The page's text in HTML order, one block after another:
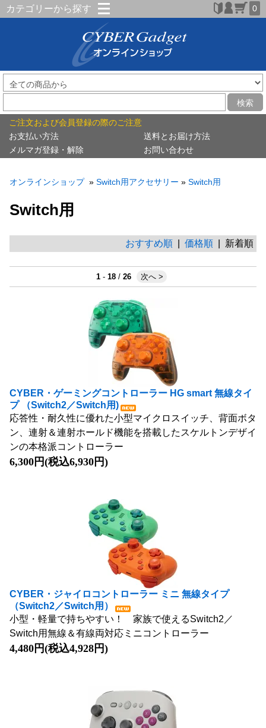
カテゴリーから探す 0
検索
ご注文および会員登録の際のご注意
お支払い方法
送料とお届け方法
メルマガ登録・解除
お問い合わせ
オンラインショップ» Switch用アクセサリー » Switch用
Switch用
おすすめ順 価格順 | 新着順
1 -18 /26 次へ >
CYBER・ゲーミングコントローラー HG smart 無線タイ
プ （Switch2／Switch用)
応答性・耐久性に優れた小型マイクロスイッチ、背面ボタ
ン、連射＆連射ホールド機能を搭載したスケルトンデザイ
ンの本格派コントローラー
6,300円(税込6,930円)
CYBER・ジャイロコントローラー ミニ 無線タイプ
（Switch2／Switch用）
小型・軽量で持ちやすい！ 家族で使えるSwitch2／
Switch用無線＆有線両対応ミニコントローラー
4,480円(税込4,928円)